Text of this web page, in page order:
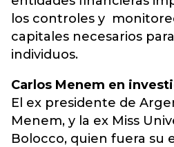
los controles y
capitales necesarios
individuos.
Carlos Menem en
El ex presidente de
Menem, y la ex Miss
Bolocco, quien fuera su